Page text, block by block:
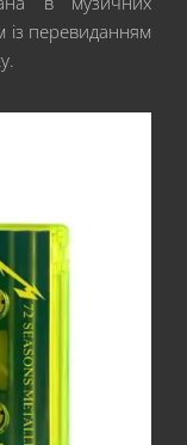
із перевиданням